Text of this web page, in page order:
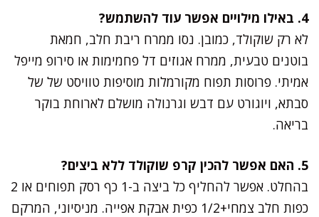
4. באילו מילויים אפשר עוד להשתמש?
לא רק שוקולד, כמובן. נסו ממרח ריבת חלב, חמאת
בוטנים טבעית, ממרח אגוזים דל פחמימות או סירופ מייפל
אמיתי. פרוסות תפוח מקורמלות מוסיפות טוויסט של של
סבתא, ויוגורט עם דבש וגרנולה מושלם לארוחת בוקר
בריאה.
5. האם אפשר להכין קרפ שוקולד ללא ביצים?
בהחלט. אפשר להחליף כל ביצה ב-1 כף רסק תפוחים או 2
כפות חלב צמחי+1/2 כפית אבקת אפייה. מניסיוני, המרקם